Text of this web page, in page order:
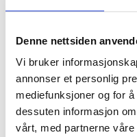
Denne nettsiden
Vi bruker
annonser et personlig
mediefunksjoner og for
dessuten informasjon
vårt, med partnerne
Tyrol med GD